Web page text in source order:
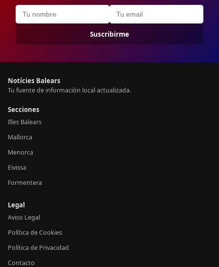
Suscribirme
Notícies Balears
Tu fuente de información local actualizada.
Secciones
Illes Balears
Mallorca
Menorca
Eivissa
Formentera
Legal
Aviso Legal
Política de Cookies
Política de Privacidad
Contacto